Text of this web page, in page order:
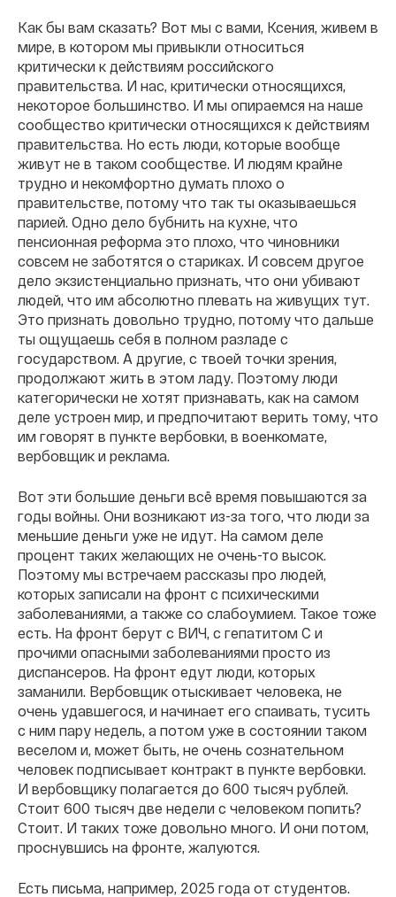
Как бы вам сказать? Вот мы с вами, Ксения, живем в
мире, в котором мы привыкли относиться
критически к действиям российского
правительства. И нас, критически относящихся,
некоторое большинство. И мы опираемся на наше
сообщество критически относящихся к действиям
правительства. Но есть люди, которые вообще
живут не в таком сообществе. И людям крайне
трудно и некомфортно думать плохо о
правительстве, потому что так ты оказываешься
парией. Одно дело бубнить на кухне, что
пенсионная реформа это плохо, что чиновники
совсем не заботятся о стариках. И совсем другое
дело экзистенциально признать, что они убивают
людей, что им абсолютно плевать на живущих тут.
Это признать довольно трудно, потому что дальше
ты ощущаешь себя в полном разладе с
государством. А другие, с твоей точки зрения,
продолжают жить в этом ладу. Поэтому люди
категорически не хотят признавать, как на самом
деле устроен мир, и предпочитают верить тому, что
им говорят в пункте вербовки, в военкомате,
вербовщик и реклама.
Вот эти большие деньги всё время повышаются за
годы войны. Они возникают из-за того, что люди за
меньшие деньги уже не идут. На самом деле
процент таких желающих не очень-то высок.
Поэтому мы встречаем рассказы про людей,
которых записали на фронт с психическими
заболеваниями, а также со слабоумием. Такое тоже
есть. На фронт берут с ВИЧ, с гепатитом С и
прочими опасными заболеваниями просто из
диспансеров. На фронт едут люди, которых
заманили. Вербовщик отыскивает человека, не
очень удавшегося, и начинает его спаивать, тусить
с ним пару недель, а потом уже в состоянии таком
веселом и, может быть, не очень сознательном
человек подписывает контракт в пункте вербовки.
И вербовщику полагается до 600 тысяч рублей.
Стоит 600 тысяч две недели с человеком попить?
Стоит. И таких тоже довольно много. И они потом,
проснувшись на фронте, жалуются.
Есть письма, например, 2025 года от студентов.